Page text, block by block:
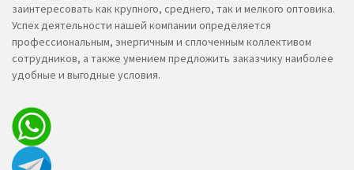
заинтересовать как крупного, среднего, так и мелкого оптовика.
Успех деятельности нашей компании определяется
профессиональным, энергичным и сплоченным коллективом
сотрудников, а также умением предложить заказчику наиболее
удобные и выгодные условия.